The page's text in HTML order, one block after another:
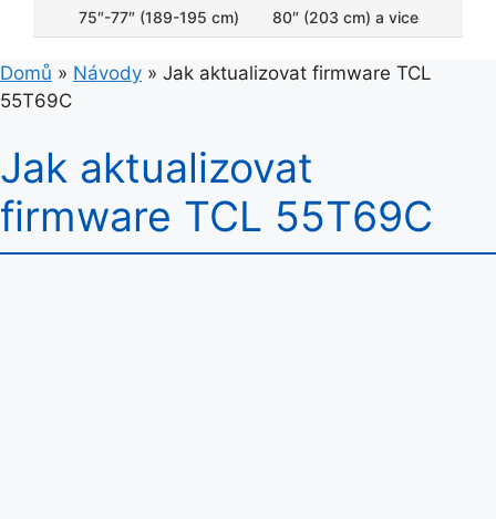
75″-77″ (189-195 cm)
80″ (203 cm) a vice
Domů » Návody » Jak aktualizovat firmware TCL
55T69C
Jak aktualizovat
firmware TCL 55T69C